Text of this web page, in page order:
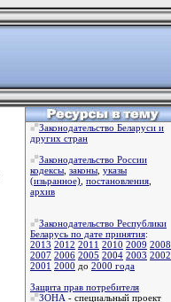
Законодательство Беларуси и
других стран
Законодательство России
кодексы законы указы
(изьранное) постановления
архив
Законодательство Республики
Беларусь по дате принятия:
2013 2012 2011 2010 2009 2008
2007 2006 2005 2004 2003 2002
2001 2000 до 2000 года
Защита прав потребителя
ЗОНА - специальный проект